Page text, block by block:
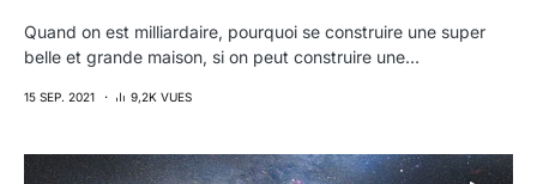
Quand on est milliardaire, pourquoi se construire une super
belle et grande maison, si on peut construire une…
15 SEP. 2021 9,2K VUES